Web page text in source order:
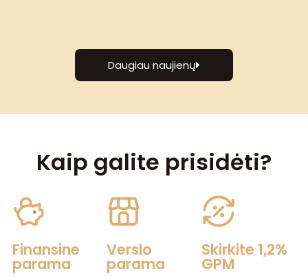
Daugiau naujienų
Kaip galite prisidėti?
Finansine
parama
Verslo
parama
Skirkite 1,2%
GPM